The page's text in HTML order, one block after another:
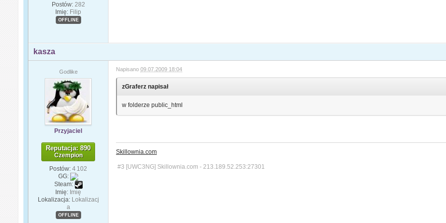
Postów: 282
Imię: Filip
OFFLINE
kasza
Godlike
Przyjaciel
Reputacja: 890
Czempion
Postów: 4 102
GG:
Steam:
Imię: Imię
Lokalizacja: Lokalizacj
a
OFFLINE
Napisano09.07.2009 18:04
zGraferz napisał
w folderze public_html
Skillownia.com
#3 [UWC3NG] Skillownia.com - 213.189.52.253:27301